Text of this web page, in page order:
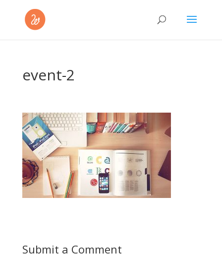
event-2
Submit a Comment